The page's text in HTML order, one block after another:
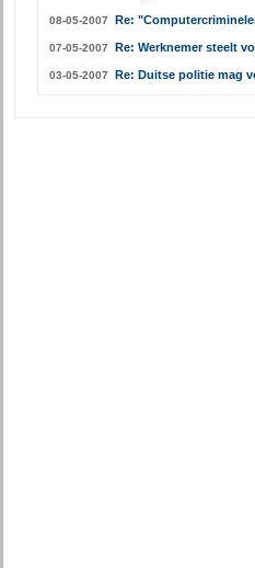
08-05-2007 Re:
07-05-2007 Re: Werknemer steelt
03-05-2007 Re: Duitse politie mag